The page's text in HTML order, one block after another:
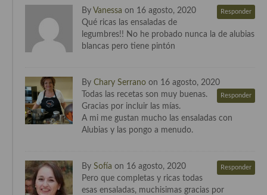
Cocina Turca
By Vanessa on 16 agosto, 2020 Responder
Qué ricas las ensaladas de
legumbres!! No he probado nunca la de alubias
blancas pero tiene pintón
By Chary Serrano on 16 agosto, 2020
Responder
Todas las recetas son muy buenas.
Gracias por incluir las mías.
A mi me gustan mucho las ensaladas con
Alubias y las pongo a menudo.
By Sofía on 16 agosto, 2020 Responder
Pero que completas y ricas todas
esas ensaladas, muchisimas gracias por